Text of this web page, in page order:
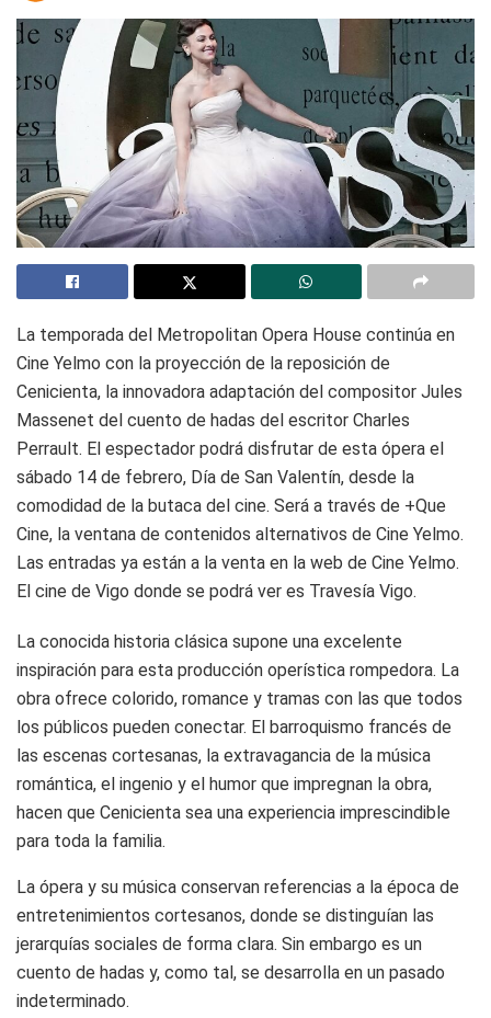
La temporada del Metropolitan Opera House continúa en
Cine Yelmo con la proyección de la reposición de
Cenicienta, la innovadora adaptación del compositor Jules
Massenet del cuento de hadas del escritor Charles
Perrault. El espectador podrá disfrutar de esta ópera el
sábado 14 de febrero, Día de San Valentín, desde la
comodidad de la butaca del cine. Será a través de +Que
Cine, la ventana de contenidos alternativos de Cine Yelmo.
Las entradas ya están a la venta en la web de Cine Yelmo.
El cine de Vigo donde se podrá ver es Travesía Vigo.
La conocida historia clásica supone una excelente
inspiración para esta producción operística rompedora. La
obra ofrece colorido, romance y tramas con las que todos
los públicos pueden conectar. El barroquismo francés de
las escenas cortesanas, la extravagancia de la música
romántica, el ingenio y el humor que impregnan la obra,
hacen que Cenicienta sea una experiencia imprescindible
para toda la familia.
La ópera y su música conservan referencias a la época de
entretenimientos cortesanos, donde se distinguían las
jerarquías sociales de forma clara. Sin embargo es un
cuento de hadas y, como tal, se desarrolla en un pasado
indeterminado.